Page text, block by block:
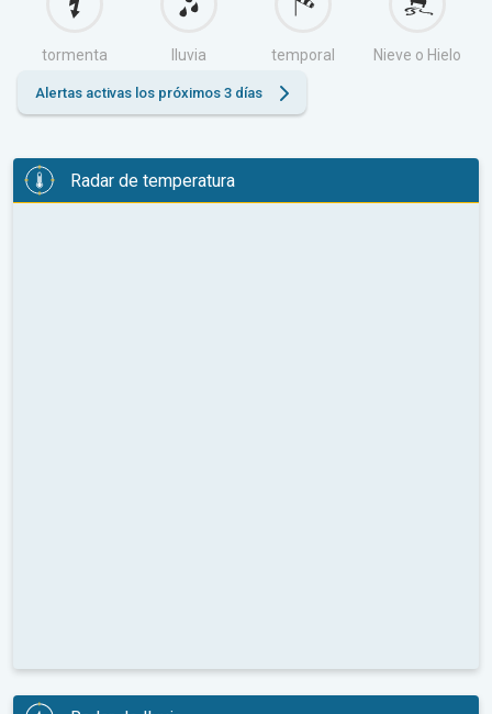
tormenta lluvia temporal Nieve o Hielo
Alertas activas los próximos 3 días
Radar de temperatura